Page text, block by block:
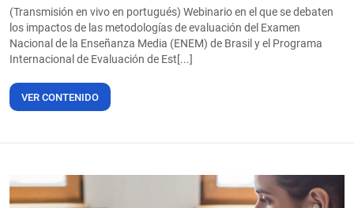
(Transmisión en vivo en portugués) Webinario en el que se debaten
los impactos de las metodologías de evaluación del Examen
Nacional de la Enseñanza Media (ENEM) de Brasil y el Programa
Internacional de Evaluación de Est[...]
VER CONTENIDO